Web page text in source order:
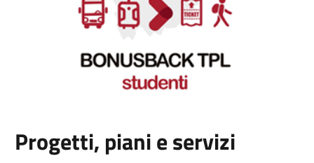
Progetti, piani e servizi